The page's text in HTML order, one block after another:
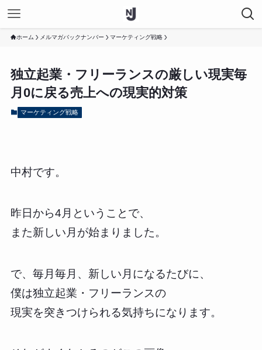
ホーム メルマガバックナンバー マーケティング戦略
独立起業・フリーランスの厳しい現実毎
月0に戻る売上への現実的対策
マーケティング戦略
中村です。
昨日から4月ということで、
また新しい月が始まりました。
で、毎月毎月、新しい月になるたびに、
僕は独立起業・フリーランスの
現実を突きつけられる気持ちになります。